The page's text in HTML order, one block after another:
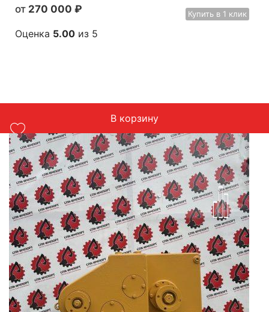
270 000 ₽ Купить в 1 клик
Оценка 5.00 из 5
В корзину